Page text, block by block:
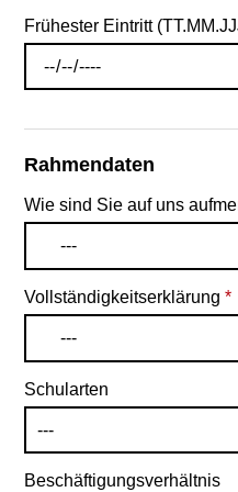
Frühester Eintritt
Rahmendaten
Wie sind Sie auf uns
---
Vollständigkeitserklärung *
---
Schularten
---
Beschäftigungsverhältnis